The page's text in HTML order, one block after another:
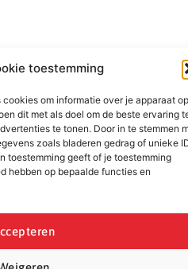
toestemming
om informatie over je apparaat op
dit met als doel om de beste ervaring
te tonen. Door in te stemmen
zoals bladeren gedrag of unieke
toestemming geeft of je toestemming
hebben op bepaalde functies en